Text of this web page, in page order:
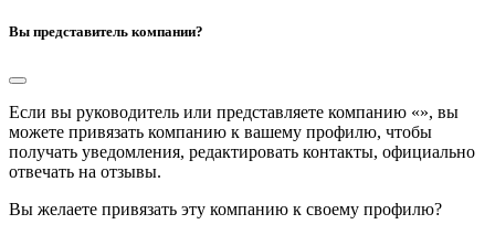
Вы представитель компании?
Если вы руководитель или представляете компанию «», вы
можете привязать компанию к вашему профилю, чтобы
получать уведомления, редактировать контакты, официально
отвечать на отзывы.
Вы желаете привязать эту компанию к своему профилю?